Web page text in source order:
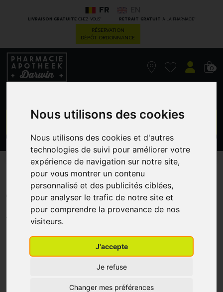
Nous utilisons des cookies
Nous utilisons des cookies et d'autres
technologies de suivi pour améliorer votre
expérience de navigation sur notre site,
pour vous montrer un contenu
personnalisé et des publicités ciblées,
pour analyser le trafic de notre site et
pour comprendre la provenance de nos
visiteurs.
J'accepte
Je refuse
Changer mes préférences
LIVRAISON GRATUITECHEZ VOUS* RETRAIT GRATUIT À LA PHARMACIE*
FR
RÉSERVATION
DÉPÔT ORDONNANCE
0
CATÉGORIES PROMOS
Saforelle Soin Lav U Hydr
100
BIOCODEX BENELUX